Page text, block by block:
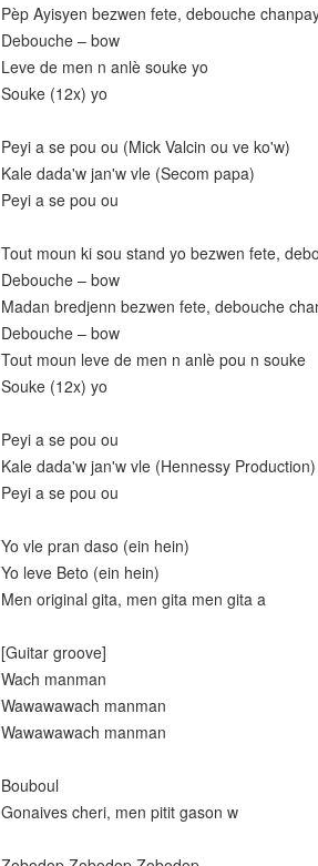
Pèp Ayisyen bezwen fete, debouche
Debouche – bow
Leve de men n anlè souke yo
Souke (12x) yo
Peyi a se pou ou (Mick Valcin ou ve ko'w)
Kale dada'w jan'w vle (Secom papa)
Peyi a se pou ou
Tout moun ki sou stand yo bezwen fete,
Debouche – bow
Madan bredjenn bezwen fete, debouche
Debouche – bow
Tout moun leve de men n anlè pou n souke
Souke (12x) yo
Peyi a se pou ou
Kale dada'w jan'w vle (Hennessy Production)
Peyi a se pou ou
Yo vle pran daso (ein hein)
Yo leve Beto (ein hein)
Men original gita, men gita men gita a
[Guitar groove]
Wach manman
Wawawawach manman
Wawawawach manman
Bouboul
Gonaives cheri, men pitit gason w